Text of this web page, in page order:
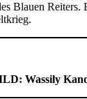
Blauen Reiters.
Wassily